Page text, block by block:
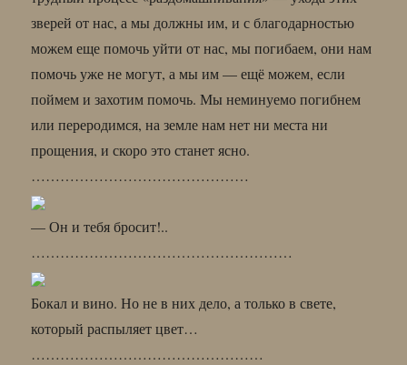
зверей от нас, а мы должны им, и с благодарностью
можем еще помочь уйти от нас, мы погибаем, они нам
помочь уже не могут, а мы им — ещё можем, если
поймем и захотим помочь. Мы неминуемо погибнем
или переродимся, на земле нам нет ни места ни
прощения, и скоро это станет ясно.
………………………………………
— Он и тебя бросит!..
………………………………………………
Бокал и вино. Но не в них дело, а только в свете,
который распыляет цвет…
…………………………………………